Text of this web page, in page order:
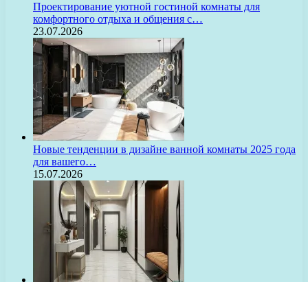
Проектирование уютной гостиной комнаты для
комфортного отдыха и общения с…
23.07.2026
Новые тенденции в дизайне ванной комнаты 2025 года
для вашего…
15.07.2026